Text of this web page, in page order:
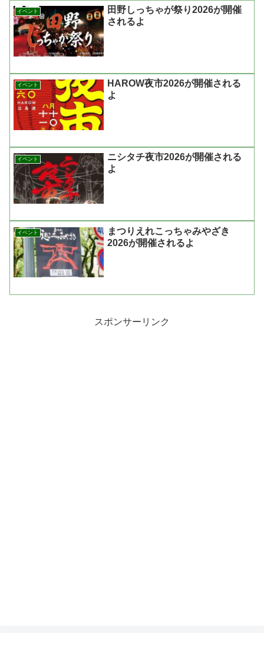
イベント
田野しっちゃが祭り2026が開催
されるよ
イベント
HAROW夜市2026が開催される
よ
イベント
ニシタチ夜市2026が開催される
よ
イベント
まつりえれこっちゃみやざき
2026が開催されるよ
スポンサーリンク